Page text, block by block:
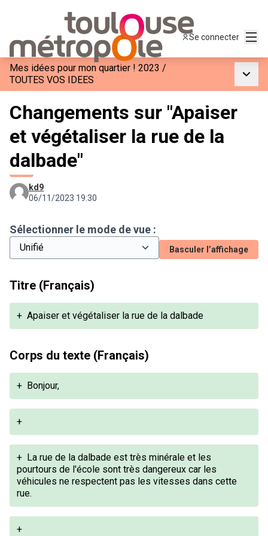
Se connecter
Mes idées pour mon quartier ! 2023 /
TOUTES VOS IDEES
Changements sur "Apaiser
et végétaliser la rue de la
dalbade"
kd9
06/11/2023 19:30
Sélectionner le mode de vue :
Basculer l’affichage
Titre (Français)
+ Apaiser et végétaliser la rue de la dalbade
Corps du texte (Français)
+ Bonjour,
+
+ La rue de la dalbade est très minérale et les
pourtours de l'école sont très dangereux car les
véhicules ne respectent pas les vitesses dans cette
rue.
+